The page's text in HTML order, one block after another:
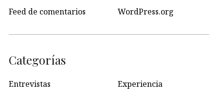
Feed de comentarios
WordPress.org
Categorías
Entrevistas
Experiencia